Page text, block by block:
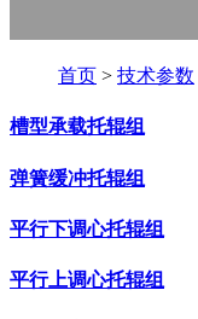
首页 > 技术参数
槽型承载托辊组
弹簧缓冲托辊组
平行下调心托辊组
平行上调心托辊组